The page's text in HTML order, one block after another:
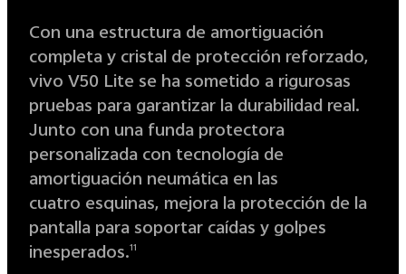
Con una estructura de amortiguación
completa y cristal de protección reforzado,
vivo V50 Lite se ha sometido a rigurosas
pruebas para garantizar la durabilidad real.
Junto con una funda protectora
personalizada con tecnología de
amortiguación neumática en las
cuatro esquinas, mejora la protección de la
pantalla para soportar caídas y golpes
inesperados.11